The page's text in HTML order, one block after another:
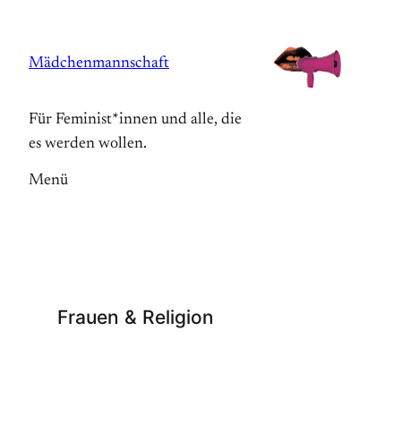
springen
Mädchenmannschaft
Für Feminist*innen und alle, die
es werden wollen.
Menü
Frauen & Religion